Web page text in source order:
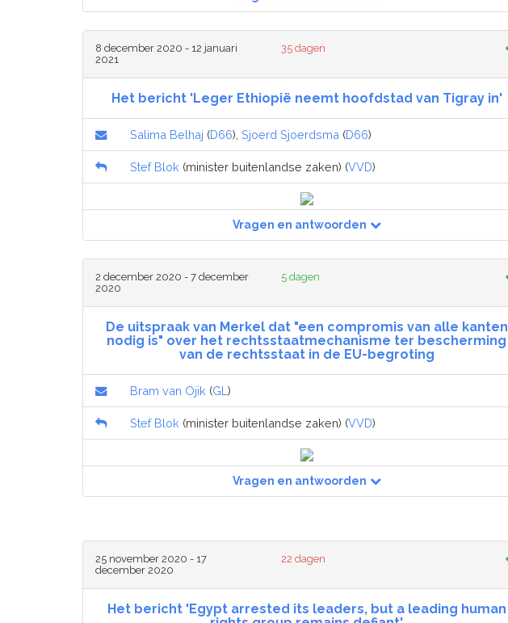
8 december 2020 - 12 januari
2021
35 dagen
Het bericht 'Leger Ethiopië neemt hoofdstad van Tigray in'
Salima Belhaj (D66), Sjoerd Sjoerdsma (D66)
Stef Blok (minister buitenlandse zaken) (VVD)
Vragen en antwoorden
2 december 2020 - 7 december
2020
5 dagen
De uitspraak van Merkel dat "een compromis van alle kanten
nodig is" over het rechtsstaatmechanisme ter bescherming
van de rechtsstaat in de EU-begroting
Bram van Ojik (GL )
Stef Blok (minister buitenlandse zaken) (VVD)
Vragen en antwoorden
25 november 2020 - 17
december 2020
22 dagen
Het bericht 'Egypt arrested its leaders, but a leading human